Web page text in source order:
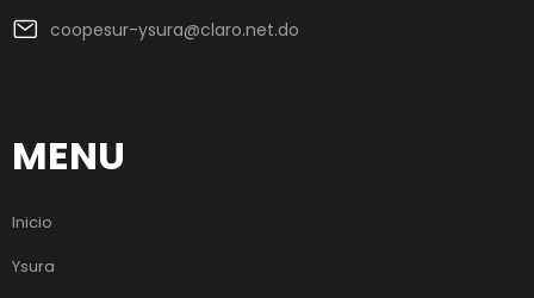
coopesur-ysura@claro.net.do
MENU
Inicio
Ysura